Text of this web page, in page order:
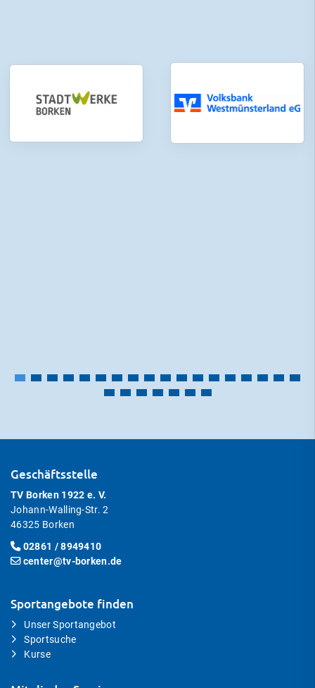
Geschäftsstelle
TV Borken 1922 e. V.
Johann-Walling-Str. 2
46325 Borken
02861 / 8949410
center@tv-borken.de
Sportangebote finden
Unser Sportangebot
Sportsuche
Kurse